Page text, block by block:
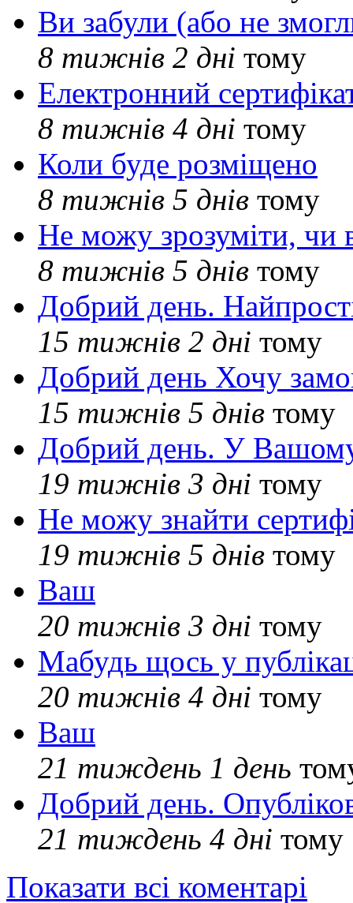
Ви забули (або не
8 тижнів 2 дні тому
Електронний
8 тижнів 4 дні тому
Коли буде розміщено
8 тижнів 5 днів тому
Не можу зрозуміти, чи
8 тижнів 5 днів тому
Добрий день.
15 тижнів 2 дні тому
Добрий день Хочу
15 тижнів 5 днів тому
Добрий день. У Вашому
19 тижнів 3 дні тому
Не можу знайти
19 тижнів 5 днів тому
Ваш
20 тижнів 3 дні тому
Мабудь щось у
20 тижнів 4 дні тому
Ваш
21 тиждень 1 день
Добрий день.
21 тиждень 4 дні тому
Показати всі коментарі